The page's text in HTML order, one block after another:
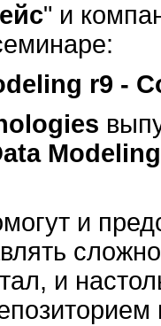
" и
r9 -
Modeling
и
и